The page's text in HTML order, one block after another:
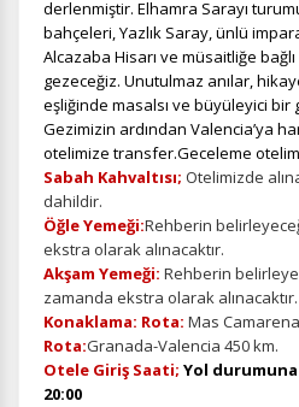
Ziyaretçilerin siteyi nasıl
ölçeriz. Hangi sayfaların
kullanıcıların nerede zorluk
yardımcı olur.
Pazarlama Çerezleri
Size ve ilgi alanlarınıza uygun
kullanılır. Kapatırsanız
edersiniz, ancak daha az alakalı
derlenmiştir. Elhamra Sarayı
bahçeleri, Yazlık Saray, ünlü
Alcazaba Hisarı ve müsaitliğe
gezeceğiz. Unutulmaz anılar,
eşliğinde masalsı ve büyüleyici bir
Gezimizin ardından Valencia’ya
otelimize transfer.Geceleme
Sabah Kahvaltısı; Otelimizde
dahildir.
Öğle Yemeği:Rehberin
ekstra olarak alınacaktır.
Akşam Yemeği: Rehberin
zamanda ekstra olarak alınacaktır.
Konaklama: Rota: Mas
Rota:Granada-Valencia 450 km.
Otele Giriş Saati; Yol
20:00